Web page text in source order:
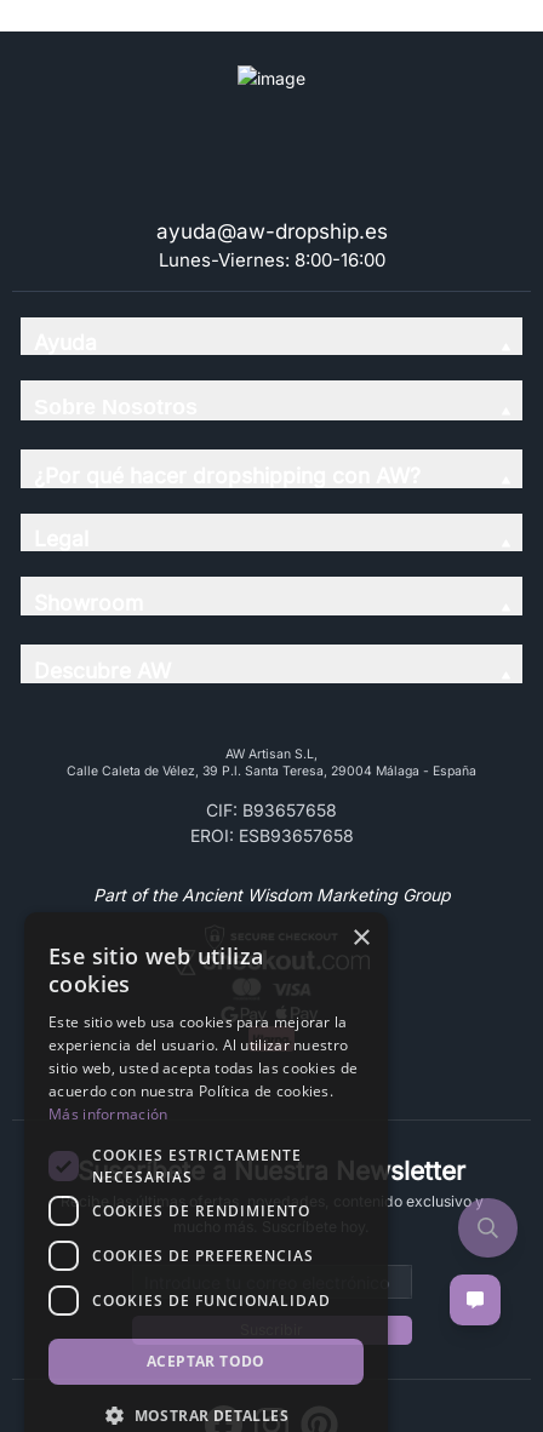
ayuda@aw-dropship.es
Lunes-Viernes: 8:00-16:00
AW Artisan S.L,
Calle Caleta de Vélez, 39 P.l. Santa Teresa, 29004 Málaga - España
CIF: B93657658
EROI: ESB93657658
Part of the Ancient Wisdom Marketing Group
Suscríbete a Nuestra Newsletter
Recibe las últimas ofertas, novedades, contenido exclusivo y
×
Ese sitio web utiliza
cookies
Este sitio web usa cookies para mejorar la
experiencia del usuario. Al utilizar nuestro
sitio web, usted acepta todas las cookies de
acuerdo con nuestra Política de cookies.
Más información
COOKIES ESTRICTAMENTE
NECESARIAS
COOKIES DE RENDIMIENTO
COOKIES DE PREFERENCIAS
COOKIES DE FUNCIONALIDAD
ACEPTAR TODO
MOSTRAR DETALLES